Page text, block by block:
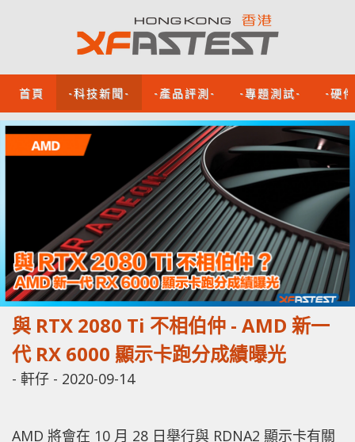
首頁 -科技新聞- -產品評測- -專題測試- -硬
與 RTX 2080 Ti 不相伯仲 - AMD 新一
代 RX 6000 顯示卡跑分成績曝光
- 軒仔 - 2020-09-14
AMD 將會在 10 月 28 日舉行與 RDNA2 顯示卡有關